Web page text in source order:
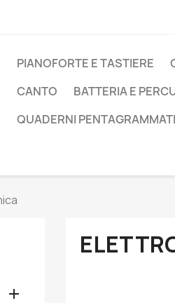
PIANOFORTE E TASTIERE
CANTO
BATTERIA E
QUADERNI PENTAGRAMMATI
